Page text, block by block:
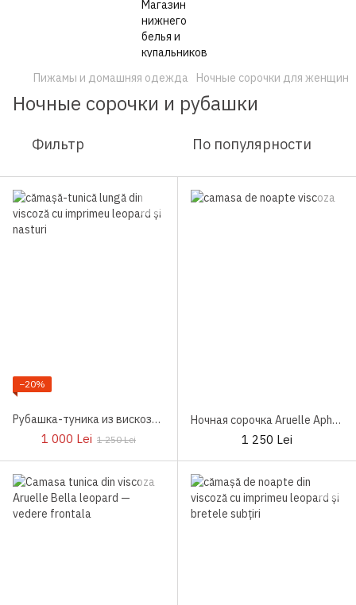
Пижамы и домашняя одежда Ночные сорочки для женщин
Ночные сорочки и рубашки
Фильтр По популярности
−20%
Рубашка-туника из вискозы Aruelle Susan
1 000 Lei 1 250 Lei
Ночная сорочка Aruelle Aphrodite
1 250 Lei